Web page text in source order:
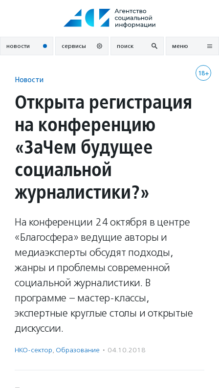
новости сервисы поиск меню
18+
Новости
Открыта регистрация
на конференцию
«ЗаЧем будущее
социальной
журналистики?»
На конференции 24 октября в центре
«Благосфера» ведущие авторы и
медиаэксперты обсудят подходы,
жанры и проблемы современной
социальной журналистики. В
программе – мастер-классы,
экспертные круглые столы и открытые
дискуссии.
НКО-сектор, Образование · 04.10.2018